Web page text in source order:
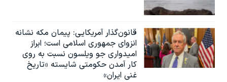
قانون‌گذار آمریکایی: پیمان مکه نشانه
انزوای جمهوری اسلامی است؛ ابراز
امیدواری جو ویلسون نسبت به روی
کار آمدن حکومتی شایسته «تاریخ
غنی ایران»